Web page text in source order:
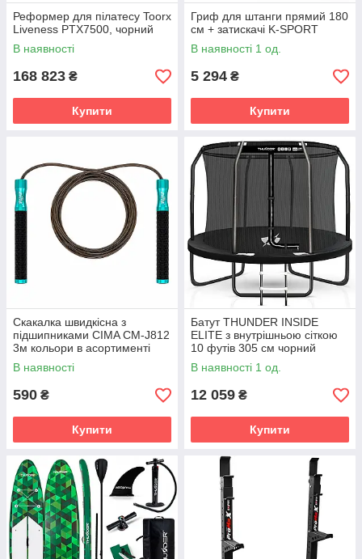
Реформер для пілатесу Toorx
Liveness PTX7500, чорний
В наявності
168 823 ₴
Купити
Гриф для штанги прямий 180
см + затискачі K-SPORT
В наявності 1 од.
5 294 ₴
Купити
Скакалка швидкісна з
підшипниками CIMA CM-J812
3м кольори в асортименті
В наявності
590 ₴
Купити
Батут THUNDER INSIDE
ELITE з внутрішньою сіткою
10 футів 305 см чорний
В наявності 1 од.
12 059 ₴
Купити